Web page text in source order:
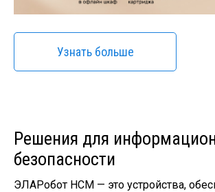
Узнать больше
Решения для
безопасности
ЭЛАРобот НСМ — это устройства,